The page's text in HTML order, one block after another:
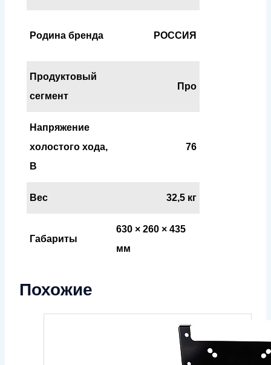
Родина бренда РОССИЯ
Продуктовый
сегмент
Про
Напряжение
холостого хода,
В
76
Вес 32,5 кг
Габариты
630 × 260 × 435
мм
Похожие